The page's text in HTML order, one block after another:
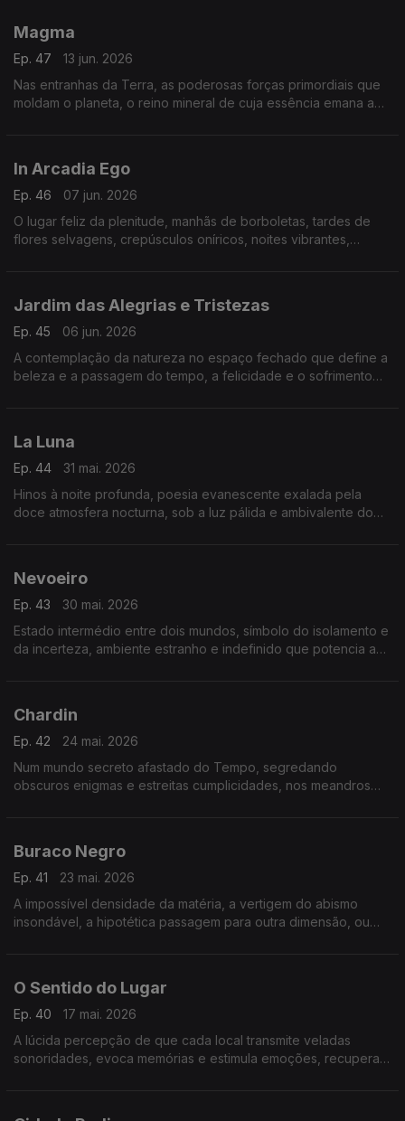
Magma
Ep. 47
13 jun. 2026
Nas entranhas da Terra, as poderosas forças primordiais que
moldam o planeta, o reino mineral de cuja essência emana a
In Arcadia Ego
Ep. 46
07 jun. 2026
O lugar feliz da plenitude, manhãs de borboletas, tardes de
flores selvagens, crepúsculos oníricos, noites vibrantes,
Jardim das Alegrias e Tristezas
Ep. 45
06 jun. 2026
A contemplação da natureza no espaço fechado que define a
beleza e a passagem do tempo, a felicidade e o sofrimento
La Luna
Ep. 44
31 mai. 2026
Hinos à noite profunda, poesia evanescente exalada pela
doce atmosfera nocturna, sob a luz pálida e ambivalente do
Nevoeiro
Ep. 43
30 mai. 2026
Estado intermédio entre dois mundos, símbolo do isolamento e
da incerteza, ambiente estranho e indefinido que potencia a
Chardin
Ep. 42
24 mai. 2026
Num mundo secreto afastado do Tempo, segredando
obscuros enigmas e estreitas cumplicidades, nos meandros
Buraco Negro
Ep. 41
23 mai. 2026
A impossível densidade da matéria, a vertigem do abismo
insondável, a hipotética passagem para outra dimensão, ou
O Sentido do Lugar
Ep. 40
17 mai. 2026
A lúcida percepção de que cada local transmite veladas
sonoridades, evoca memórias e estimula emoções, recupera